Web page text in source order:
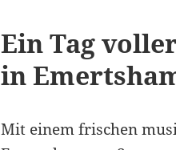
Ein Tag
in
Mit einem frischen